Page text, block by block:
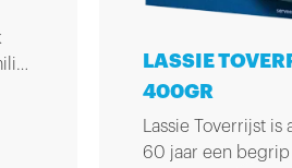
LASSIE
400GR
Lassie Toverrijst is
60 jaar een begrip